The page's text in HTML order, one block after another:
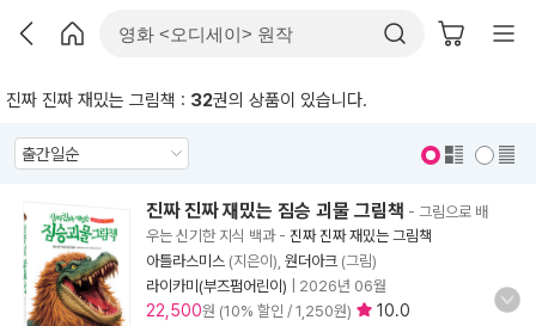
진짜 진짜 재밌는 그림책 : 32권의 상품이 있습니다.
진짜 진짜 재밌는 짐승 괴물 그림책 - 그림으로 배
우는 신기한 지식 백과- 진짜 진짜 재밌는 그림책
아틀라스미스 (지은이), 원더아크 (그림)
라이카미(부즈펌어린이)
2026년 06월
22,500원 (10% 할인 / 1,250원) 10.0